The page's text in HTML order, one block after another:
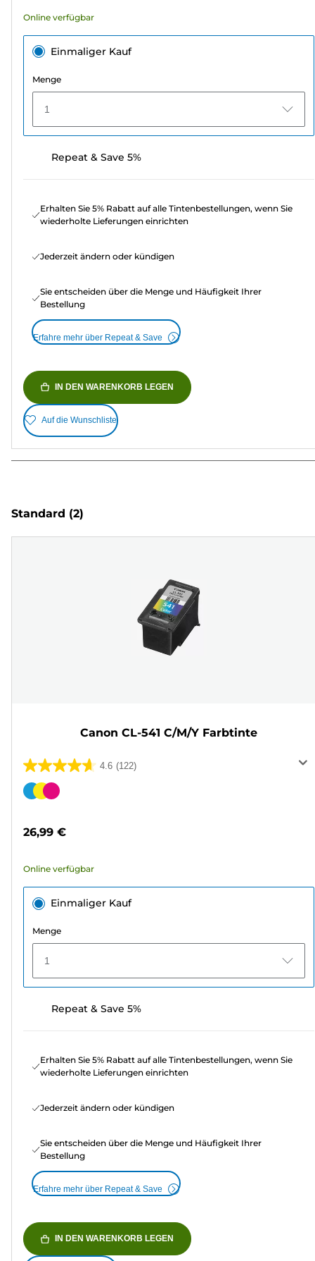
Online verfügbar
Einmaliger Kauf
Menge
1
Repeat & Save 5%
Erhalten Sie 5% Rabatt auf alle Tintenbestellungen, wenn Sie
wiederholte Lieferungen einrichten
Jederzeit ändern oder kündigen
Sie entscheiden über die Menge und Häufigkeit Ihrer
Bestellung
Erfahre mehr über Repeat & Save
IN DEN WARENKORB LEGEN
Auf die Wunschliste
Standard (2)
Canon CL-541 C/M/Y Farbtinte
4.6 (122)
4.6
von
122
Farbpatrone
26,99 €
Online verfügbar
Einmaliger Kauf
Menge
1
Repeat & Save 5%
Erhalten Sie 5% Rabatt auf alle Tintenbestellungen, wenn Sie
wiederholte Lieferungen einrichten
Jederzeit ändern oder kündigen
Sie entscheiden über die Menge und Häufigkeit Ihrer
Bestellung
Erfahre mehr über Repeat & Save
IN DEN WARENKORB LEGEN